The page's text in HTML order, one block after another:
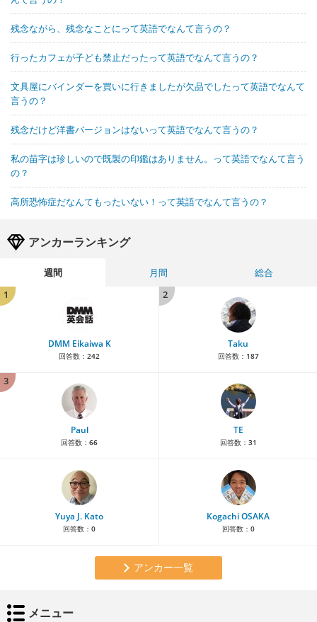
残念ながら、残念なことにって英語でなんて言うの？
行ったカフェが子ども禁止だったって英語でなんて言うの？
文具屋にバインダーを買いに行きましたが欠品でしたって英語でなんて
言うの？
残念だけど洋書バージョンはないって英語でなんて言うの？
私の苗字は珍しいので既製の印鑑はありません。って英語でなんて言う
の？
高所恐怖症だなんてもったいない！って英語でなんて言うの？
アンカーランキング
週間 月間
総合
1
DMM Eikaiwa K
回答数： 242
2
Taku
回答数： 187
3
Paul
回答数： 66
TE
回答数： 31
Yuya J. Kato
回答数： 0
Kogachi OSAKA
回答数： 0
アンカー一覧
メニュー